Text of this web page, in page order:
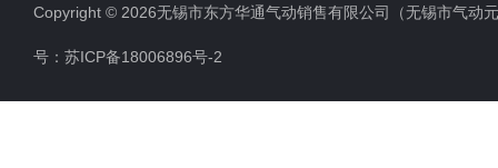
Copyright © 2026无锡市东方华通气动销售有限公司（无锡市气
号： 苏ICP备18006896号-2